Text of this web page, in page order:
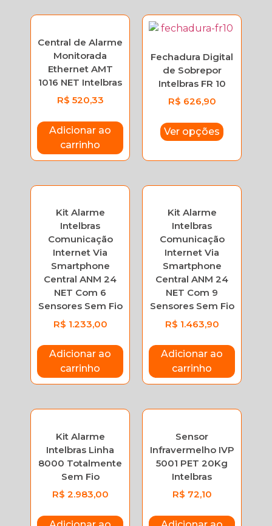
Central de Alarme
Monitorada
Ethernet AMT
1016 NET Intelbras
R$ 520,33
Adicionar ao
carrinho
Fechadura Digital
de Sobrepor
Intelbras FR 10
R$ 626,90
Ver opções
Kit Alarme
Intelbras
Comunicação
Internet Via
Smartphone
Central ANM 24
NET Com 6
Sensores Sem Fio
R$ 1.233,00
Adicionar ao
carrinho
Kit Alarme
Intelbras
Comunicação
Internet Via
Smartphone
Central ANM 24
NET Com 9
Sensores Sem Fio
R$ 1.463,90
Adicionar ao
carrinho
Kit Alarme
Intelbras Linha
8000 Totalmente
Sem Fio
R$ 2.983,00
Sensor
Infravermelho IVP
5001 PET 20Kg
Intelbras
R$ 72,10